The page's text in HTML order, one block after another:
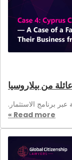
من بيلاروسيا
برنامج الاستثمار.
Read more »